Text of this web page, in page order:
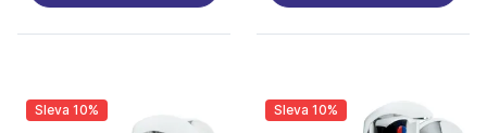
Sleva 10% Sleva 10%